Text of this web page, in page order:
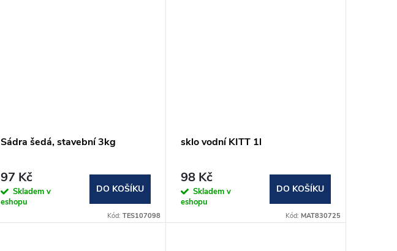
Sádra šedá, stavební 3kg
97 Kč
Skladem v
eshopu
DO KOŠÍKU
Kód: TES107098
sklo vodní KITT 1l
98 Kč
Skladem v
eshopu
DO KOŠÍKU
Kód: MAT830725